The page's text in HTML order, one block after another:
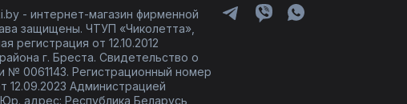
- интернет-магазин фирменной
защищены. ЧТУП «Чиколетта»,
регистрация от 12.10.2012
г. Бреста. Свидетельство о
№ 0061143. Регистрационный номер
12.09.2023 Администрацией
адрес: Республика Беларусь,